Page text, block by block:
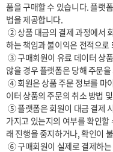
품을 구매할 수 있습니다. 플랫
법을 제공합니다.
하는 책임과 불이익은 전적으로
않을 경우 플랫폼은 당해 주문
이터 상품의 주문의 취소 방법
가지고 있는지의 여부를 확인할
래 진행을 중지하거나, 확인이